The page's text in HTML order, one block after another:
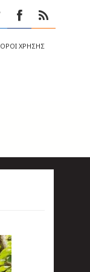
ΟΡΟΙ ΧΡΗΣΗΣ